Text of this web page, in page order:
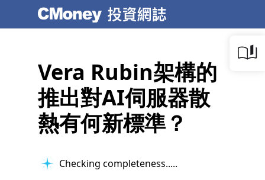
Vera Rubin架構的
推出對AI伺服器散
熱有何新標準？
Checking completeness...